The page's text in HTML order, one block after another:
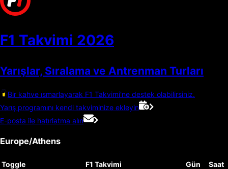
F1 Takvimi 2026
Yarışlar, Sıralama ve Antrenman Turları
Bir kahve ısmarlayarak F1 Takvimi'ne destek olabilirsiniz.
Yarış programını kendi takviminize ekleyin
E-posta ile hatırlatma alın
Europe/Athens
Toggle F1 Takvimi Gün
Saat